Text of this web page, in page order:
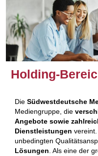
Holding-
Die Südwestdeutsche
Mediengruppe, die
Angebote sowie
Dienstleistungen
unbedingten
Lösungen . Als eine der